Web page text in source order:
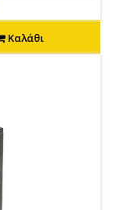
Καλάθι